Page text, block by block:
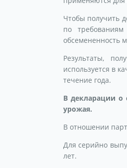
Чтобы получить
по
обсемененность
Результаты,
используется в
течение года.
В декларации о
урожая.
В отношении
Для серийно
лет.